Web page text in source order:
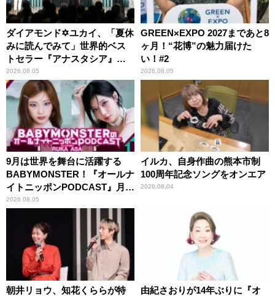
ダイアモンド✡ユカイ、「夏休
みに読んでみて」世界的ベス
トセラー『アナスタシア』を
紹介
2026.08.05
GREEN×EXPO 2027まであと8
ヶ月！“花博”の魅力届けた
い！#2
2026.08.05
9月は世界を舞台に活躍する
BABYMONSTER！『オールナ
イトニッポンPODCAST』月替
わりパーソナリティ
2026.08.05
イルカ、自身作曲の熊本市制
100周年記念ソングをオンエア
2026.08.04
朝井リョウ、知花くららが特
由紀さおりが14年ぶりに『オ